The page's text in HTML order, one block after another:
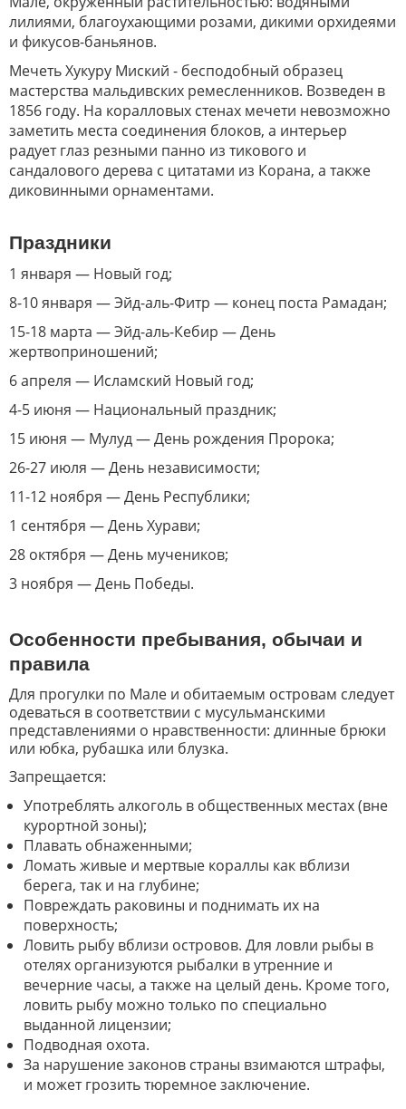
лилиями, благоухающими розами, дикими орхидеями
и фикусов-баньянов.
Мечеть Хукуру Миский - бесподобный образец
мастерства мальдивских ремесленников. Возведен в
1856 году. На коралловых стенах мечети невозможно
заметить места соединения блоков, а интерьер
радует глаз резными панно из тикового и
сандалового дерева с цитатами из Корана, а также
диковинными орнаментами.
Праздники
1 января — Новый год;
8-10 января — Эйд-аль-Фитр — конец поста Рамадан;
15-18 марта — Эйд-аль-Кебир — День
жертвоприношений;
6 апреля — Исламский Новый год;
4-5 июня — Национальный праздник;
15 июня — Мулуд — День рождения Пророка;
26-27 июля — День независимости;
11-12 ноября — День Республики;
1 сентября — День Хурави;
28 октября — День мучеников;
3 ноября — День Победы.
Особенности пребывания, обычаи и
правила
Для прогулки по Мале и обитаемым островам следует
одеваться в соответствии с мусульманскими
представлениями о нравственности: длинные брюки
или юбка, рубашка или блузка.
Запрещается:
Употреблять алкоголь в общественных местах (вне
курортной зоны);
Плавать обнаженными;
Ломать живые и мертвые кораллы как вблизи
берега, так и на глубине;
Повреждать раковины и поднимать их на
поверхность;
Ловить рыбу вблизи островов. Для ловли рыбы в
отелях организуются рыбалки в утренние и
вечерние часы, а также на целый день. Кроме того,
ловить рыбу можно только по специально
выданной лицензии;
Подводная охота.
За нарушение законов страны взимаются штрафы,
и может грозить тюремное заключение.